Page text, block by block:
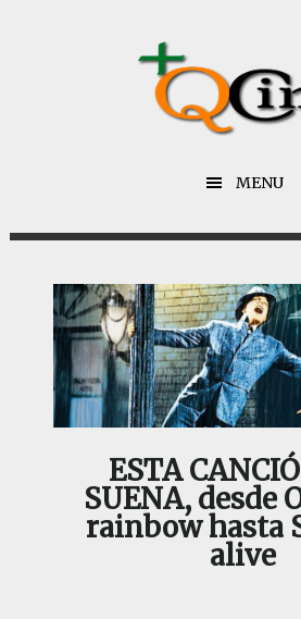
MENU
ESTA
SUENA, desde
rainbow hasta
alive